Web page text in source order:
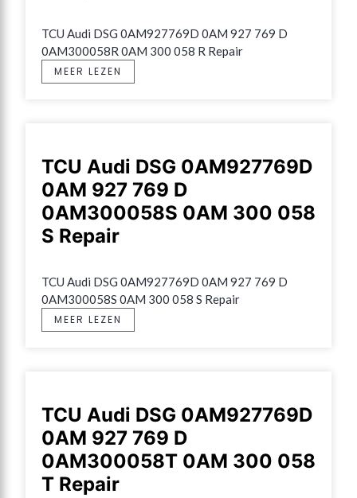
TCU Audi DSG 0AM927769D 0AM 927 769 D
0AM300058R 0AM 300 058 R Repair
MEER LEZEN
TCU Audi DSG 0AM927769D
0AM 927 769 D
0AM300058S 0AM 300 058
S Repair
TCU Audi DSG 0AM927769D 0AM 927 769 D
0AM300058S 0AM 300 058 S Repair
MEER LEZEN
TCU Audi DSG 0AM927769D
0AM 927 769 D
0AM300058T 0AM 300 058
T Repair